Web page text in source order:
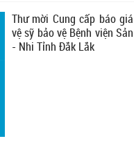
Thư mời Cung cấp báo giá
vệ sỹ bảo vệ Bệnh viện Sản
- Nhi Tỉnh Đắk Lắk